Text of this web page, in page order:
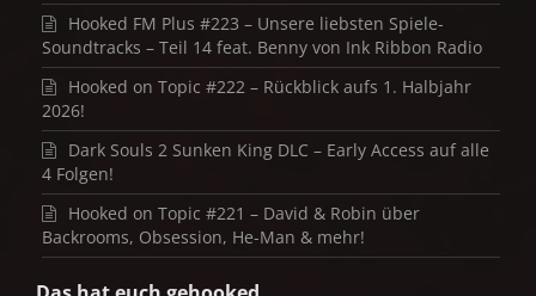
Hooked FM Plus #223 – Unsere liebsten Spiele-
Soundtracks – Teil 14 feat. Benny von Ink Ribbon Radio
Hooked on Topic #222 – Rückblick aufs 1. Halbjahr
2026!
Dark Souls 2 Sunken King DLC – Early Access auf alle
4 Folgen!
Hooked on Topic #221 – David & Robin über
Backrooms, Obsession, He-Man & mehr!